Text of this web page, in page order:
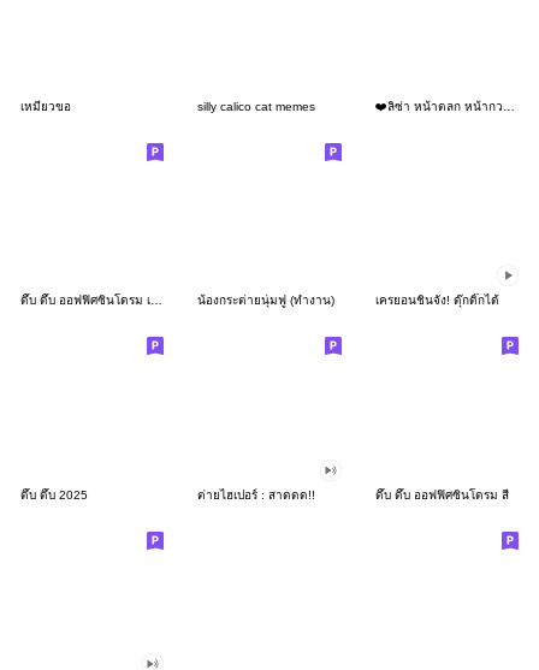
เหมียวขอ silly calico cat memes
ดึ๊บ ดึ๊บ ออฟฟิศซินโดรม เก้า น้องกระต่ายนุ่มฟู (ทำงาน) เครยอนชินจัง! ดุ๊กดิ๊กได้
ดึ๊บ ดึ๊บ 2025 ต่ายไฮเปอร์ : สาดดด!! ดึ๊บ ดึ๊บ ออฟฟิศซินโดรม สี่